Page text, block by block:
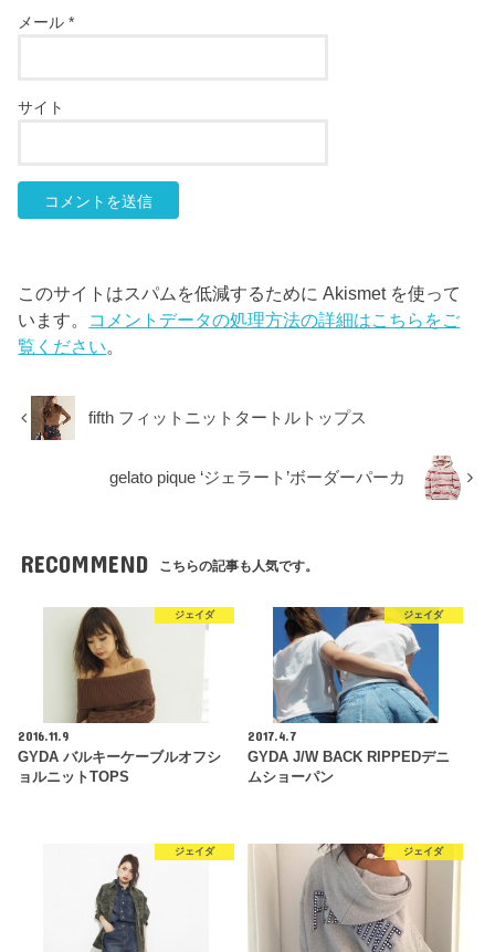
メール*
サイト
このサイトはスパムを低減するために Akismet を使って
います。 コメントデータの処理方法の詳細はこちらをご
覧ください。
fifth フィットニットタートルトップス
gelato pique ‘ジェラート’ボーダーパーカ
RECOMMEND こちらの記事も人気です。
ジェイダ
2016.11.9
GYDA バルキーケーブルオフシ
ョルニットTOPS
ジェイダ
2017.4.7
GYDA J/W BACK RIPPEDデニ
ムショーパン
ジェイダ ジェイダ